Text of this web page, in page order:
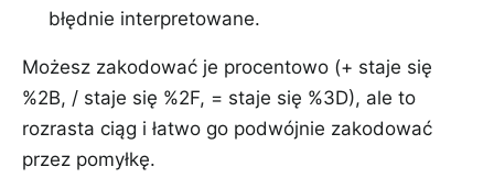
błędnie interpretowane.
Możesz zakodować je procentowo (+ staje się
%2B, / staje się %2F, = staje się %3D), ale to
rozrasta ciąg i łatwo go podwójnie zakodować
przez pomyłkę.